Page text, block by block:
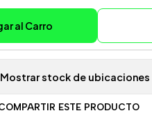
al Carro
Mostrar stock de ubicaciones
ESTE PRODUCTO